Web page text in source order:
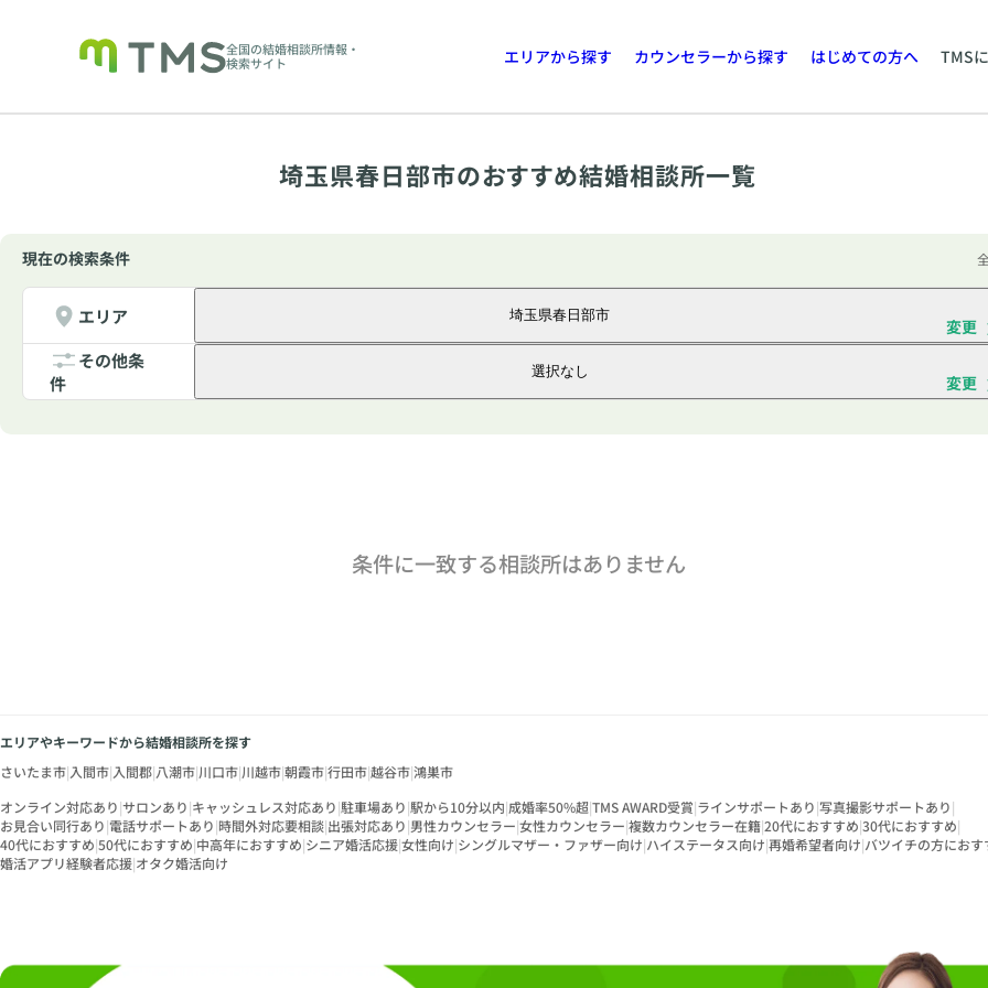
全国の結婚相談所情報・
検索サイト
エリアから探す カウンセラーから探す はじめての方へ TMS
埼玉県春日部市のおすすめ結婚相談所一覧
現在の検索条件
エリア 埼玉県春日部市
変更
その他条
件
選択なし
変更
条件に一致する相談所はありません
エリアやキーワードから結婚相談所を探す
さいたま市|入間市|入間郡|八潮市|川口市|川越市|朝霞市|行田市|越谷市|鴻巣市
オンライン対応あり|サロンあり|キャッシュレス対応あり|駐車場あり|駅から10分以内|成婚率50%超|TMS AWARD受賞|ラインサポートあり|写真撮影サポートあり|
お見合い同行あり|電話サポートあり|時間外対応要相談|出張対応あり|男性カウンセラー|女性カウンセラー|複数カウンセラー在籍|20代におすすめ|30代におすすめ|
40代におすすめ|50代におすすめ|中高年におすすめ|シニア婚活応援|女性向け|シングルマザー・ファザー向け|ハイステータス向け|再婚希望者向け|バツイチの方におす
婚活アプリ経験者応援|オタク婚活向け